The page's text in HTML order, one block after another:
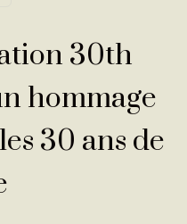
30th
hommage
30 ans de